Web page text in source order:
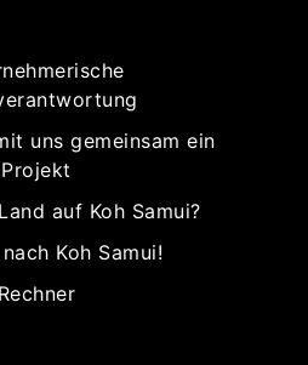
uns gemeinsam ein
Projekt
auf Koh Samui?
Koh Samui!
Rechner